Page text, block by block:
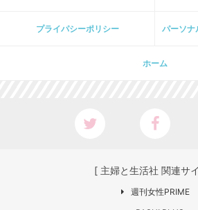
プライパシーポリシー パーソナ
ホーム
[ 主婦と生活社 関連サ
週刊女性PRIME